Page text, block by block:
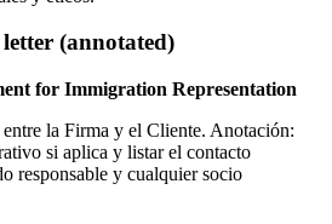
(annotated)
for Immigration Representation
entre la Firma y el Cliente. Anotación:
si aplica y listar el contacto
responsable y cualquier socio